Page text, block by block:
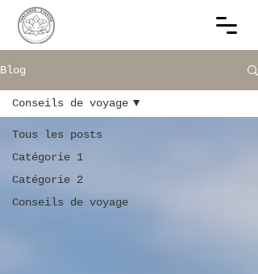
Blog
Tous les posts
Catégorie 1
Catégorie 2
Conseils de voyage
Conseils de voyage